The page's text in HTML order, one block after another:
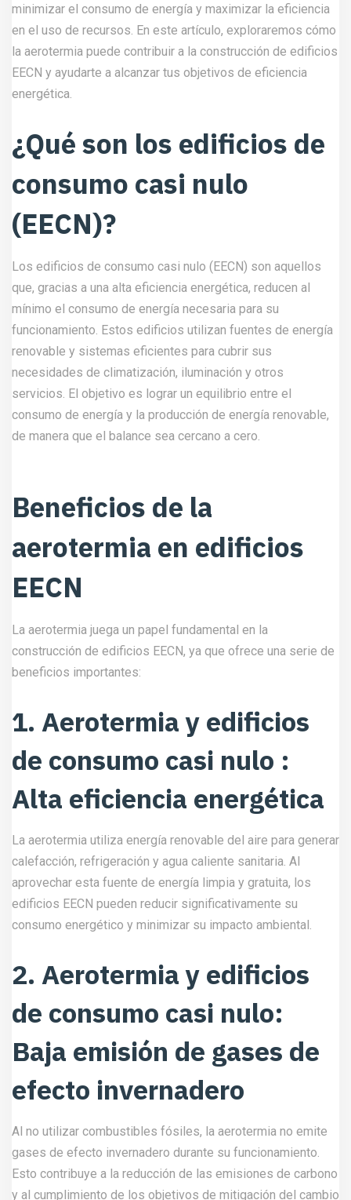
minimizar el consumo de energía y maximizar la eficiencia
en el uso de recursos. En este artículo, exploraremos cómo
la aerotermia puede contribuir a la construcción de edificios
EECN y ayudarte a alcanzar tus objetivos de eficiencia
energética.
¿Qué son los edificios de
consumo casi nulo
(EECN)?
Los edificios de consumo casi nulo (EECN) son aquellos
que, gracias a una alta eficiencia energética, reducen al
mínimo el consumo de energía necesaria para su
funcionamiento. Estos edificios utilizan fuentes de energía
renovable y sistemas eficientes para cubrir sus
necesidades de climatización, iluminación y otros
servicios. El objetivo es lograr un equilibrio entre el
consumo de energía y la producción de energía renovable,
de manera que el balance sea cercano a cero.
Beneficios de la
aerotermia en edificios
EECN
La aerotermia juega un papel fundamental en la
construcción de edificios EECN, ya que ofrece una serie de
beneficios importantes:
1. Aerotermia y edificios
de consumo casi nulo :
Alta eficiencia energética
La aerotermia utiliza energía renovable del aire para generar
calefacción, refrigeración y agua caliente sanitaria. Al
aprovechar esta fuente de energía limpia y gratuita, los
edificios EECN pueden reducir significativamente su
consumo energético y minimizar su impacto ambiental.
2. Aerotermia y edificios
de consumo casi nulo:
Baja emisión de gases de
efecto invernadero
Al no utilizar combustibles fósiles, la aerotermia no emite
gases de efecto invernadero durante su funcionamiento.
Esto contribuye a la reducción de las emisiones de carbono
y al cumplimiento de los objetivos de mitigación del cambio